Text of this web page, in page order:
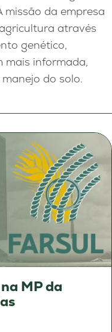
missão da empresa
através
genético,
mais informada,
do solo.
MP da